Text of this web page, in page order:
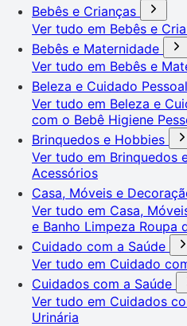
Bebês e Crianças
Ver tudo em Bebês e
Bebês e Maternidade
Ver tudo em Bebês e
Beleza e Cuidado Pessoal
Ver tudo em Beleza e
com o Bebê Higiene
Brinquedos e Hobbies
Ver tudo em Brinquedos
Acessórios
Casa, Móveis e
Ver tudo em Casa,
e Banho Limpeza Roupa
Cuidado com a Saúde
Ver tudo em Cuidado
Cuidados com a Saúde
Ver tudo em Cuidados
Urinária